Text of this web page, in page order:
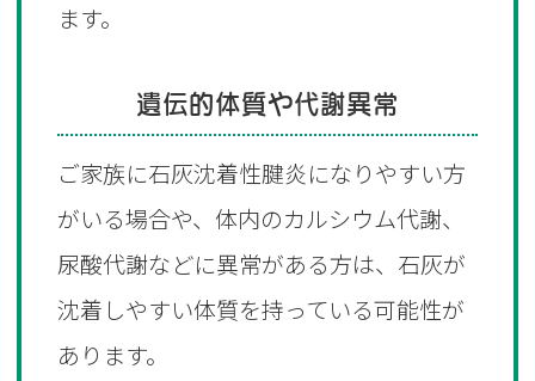
ます。
遺伝的体質や代謝異常
ご家族に石灰沈着性腱炎になりやすい方
がいる場合や、体内のカルシウム代謝、
尿酸代謝などに異常がある方は、石灰が
沈着しやすい体質を持っている可能性が
あります。